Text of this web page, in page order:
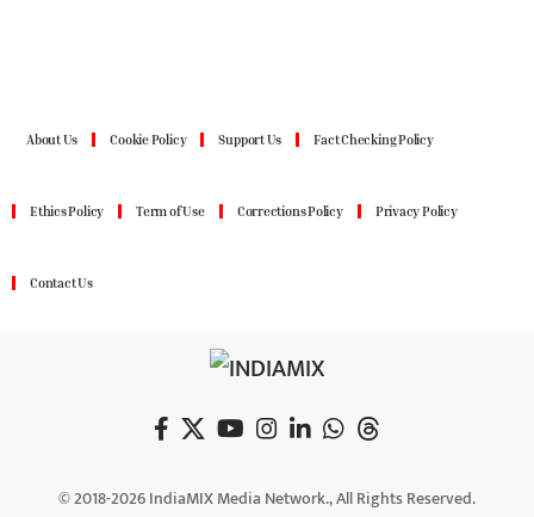
About Us Cookie Policy Support Us Fact Checking Policy
Ethics Policy Term of Use Corrections Policy Privacy Policy
Contact Us
© 2018-2026 IndiaMIX Media Network., All Rights Reserved.